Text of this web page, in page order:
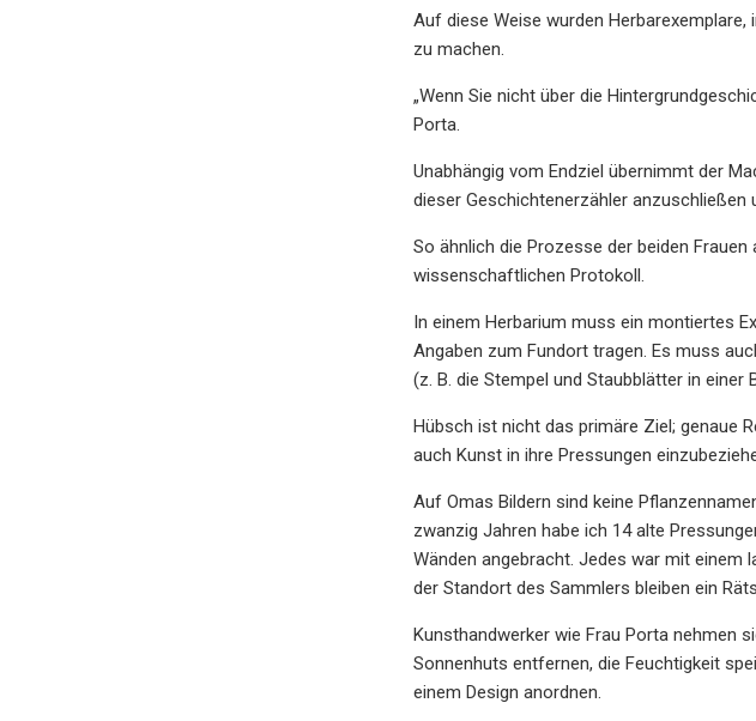
Auf diese Weise wurden
zu machen.
„Wenn Sie nicht über die
Porta.
Unabhängig vom Endziel übernimmt der
dieser Geschichtenerzähler
So ähnlich die Prozesse der beiden
wissenschaftlichen Protokoll.
In einem Herbarium muss ein montiertes
Angaben zum Fundort tragen. Es muss
(z. B. die Stempel und Staubblätter in
Hübsch ist nicht das primäre Ziel; genaue
auch Kunst in ihre Pressungen
Auf Omas Bildern sind keine
zwanzig Jahren habe ich 14 alte
Wänden angebracht. Jedes war mit einem
der Standort des Sammlers bleiben ein
Kunsthandwerker wie Frau Porta nehmen
Sonnenhuts entfernen, die Feuchtigkeit
einem Design anordnen.